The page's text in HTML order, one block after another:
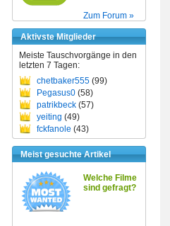
Zum Forum »
Aktivste Mitglieder
Meiste Tauschvorgänge in den
letzten 7 Tagen:
chetbaker555 (99)
Pegasus0 (58)
patrikbeck (57)
yeiting (49)
fckfanole (43)
Meist gesuchte Artikel
Welche Filme
sind gefragt?